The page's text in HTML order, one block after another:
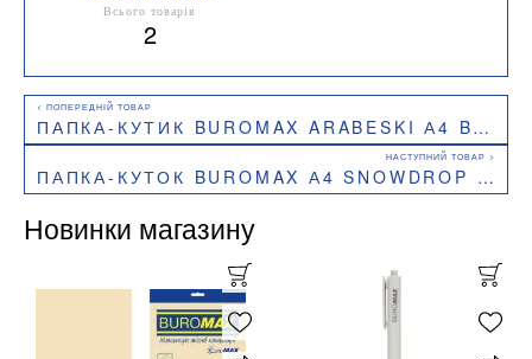
Всього товарів
2
ПАПКА-КУТИК BUROMAX ARABESKI А4 BM.3854
ПАПКА-КУТОК BUROMAX А4 SNOWDROP ARABESKI НАПІВПРОЗОРА BM.3854-07
Новинки магазину